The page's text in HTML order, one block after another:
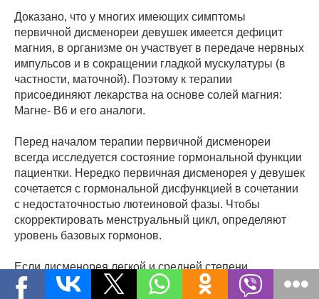
Доказано, что у многих имеющих симптомы
первичной дисменореи девушек имеется дефицит
магния, в организме он участвует в передаче нервных
импульсов и в сокращении гладкой мускулатуры (в
частности, маточной). Поэтому к терапии
присоединяют лекарства на основе солей магния:
Магне- В6 и его аналоги.
Перед началом терапии первичной дисменореи
всегда исследуется состояние гормональной функции
пациентки. Нередко первичная дисменорея у девушек
сочетается с гормональной дисфункцией в сочетании
с недостаточностью лютеиновой фазы. Чтобы
скорректировать менструальный цикл, определяют
уровень базовых гормонов.
Если дисменорея легкой и средней степени
сопровождается признаками недостаточности